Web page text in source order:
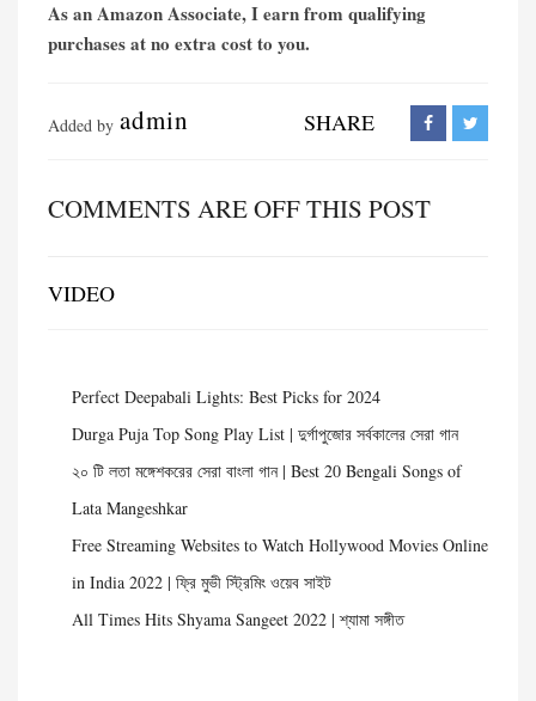
As an Amazon Associate, I earn from qualifying
purchases at no extra cost to you.
Added by admin SHARE
COMMENTS ARE OFF THIS POST
VIDEO
Perfect Deepabali Lights: Best Picks for 2024
Durga Puja Top Song Play List | দুর্গাপুজোর সর্বকালের সেরা গান
২০ টি লতা মঙ্গেশকরের সেরা বাংলা গান | Best 20 Bengali Songs of
Lata Mangeshkar
Free Streaming Websites to Watch Hollywood Movies Online
in India 2022 | ফ্রি মুভী স্ট্রিমিং ওয়েব সাইট
All Times Hits Shyama Sangeet 2022 | শ্যামা সঙ্গীত